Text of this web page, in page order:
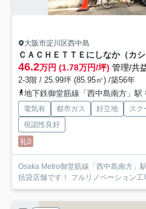
大阪市淀川区西中島
46.2万円 (1.78万円/坪) 管理/共
2-3階 / 25.99坪 (85.95㎡) /築56年
地下鉄御堂筋線「西中島南方」駅
電気有 都市ガス 好立地 スク
視認性良好
礼0
Osaka Metro御堂筋線「西中島南方」
括貸店舗です！ フルリノベーション工